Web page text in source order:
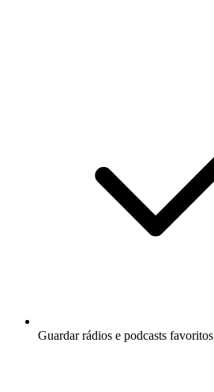
Guardar rádios e podcasts favoritos